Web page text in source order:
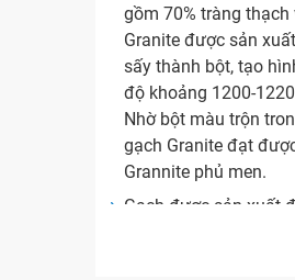
gồm 70% tràng
Granite được sản
sấy thành bột, tạo
độ khoảng 1200-
Nhờ bột màu trộn
gạch Granite đạt
Grannite phủ men.
Gạch được sản xuất
và độ hút nước rất
gạch cứng, không